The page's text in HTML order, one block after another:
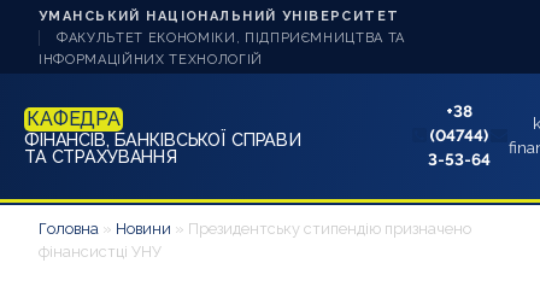
УМАНСЬКИЙ НАЦІОНАЛЬНИЙ УНІВЕРСИТЕТ
ФАКУЛЬТЕТ ЕКОНОМІКИ, ПІДПРИЄМНИЦТВА ТА
ІНФОРМАЦІЙНИХ ТЕХНОЛОГІЙ
КАФЕДРА
ФІНАНСІВ, БАНКІВСЬКОЇ СПРАВИ
ТА СТРАХУВАННЯ
+38
(04744)
3-53-64
НОВИНИ
Головна » Новини » Президентську стипендію призначено
фінансистці УНУ